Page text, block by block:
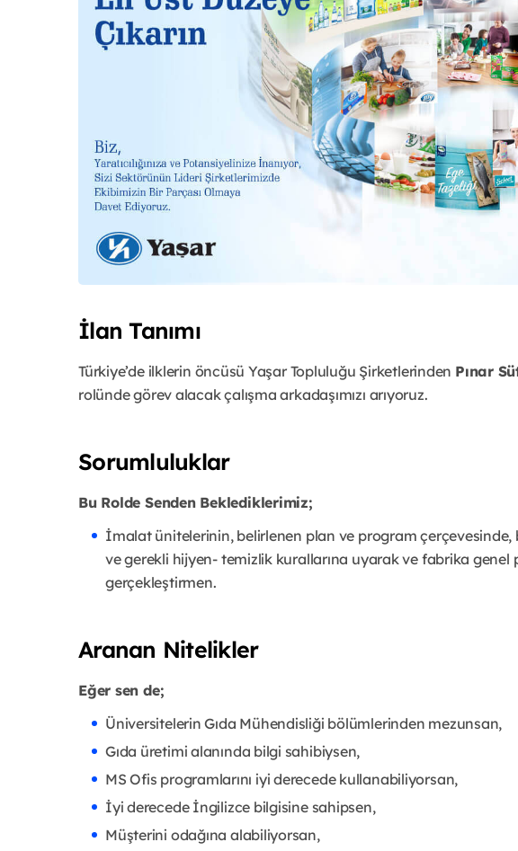
İlan Tanımı
Türkiye’de ilklerin öncüsü Yaşar Topluluğu Şirketlerinden Pınar
rolünde görev alacak çalışma arkadaşımızı arıyoruz.
Sorumluluklar
Bu Rolde Senden Beklediklerimiz;
İmalat ünitelerinin, belirlenen plan ve program
ve gerekli hijyen- temizlik kurallarına uyarak ve fabrika
gerçekleştirmen.
Aranan Nitelikler
Eğer sen de;
Üniversitelerin Gıda Mühendisliği bölümlerinden mezunsan,
Gıda üretimi alanında bilgi sahibiysen,
MS Ofis programlarını iyi derecede kullanabiliyorsan,
İyi derecede İngilizce bilgisine sahipsen,
Müşterini odağına alabiliyorsan,